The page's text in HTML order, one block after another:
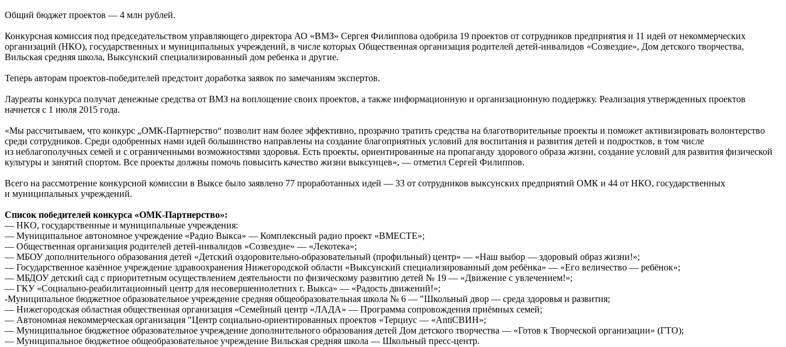
Общий бюджет проектов — 4 млн рублей.
Конкурсная комиссия под председательством управляющего директора АО «ВМЗ» Сергея Филиппова одобрила 19 проектов от сотрудников предприятия и 11 идей от некоммерческих
организаций (НКО), государственных и муниципальных учреждений, в числе которых Общественная организация родителей детей-инвалидов «Созвездие», Дом детского творчества,
Вильская средняя школа, Выксунский специализированный дом ребенка и другие.
Теперь авторам проектов-победителей предстоит доработка заявок по замечаниям экспертов.
Лауреаты конкурса получат денежные средства от ВМЗ на воплощение своих проектов, а также информационную и организационную поддержку. Реализация утвержденных проектов
начнется с 1 июля 2015 года.
«Мы рассчитываем, что конкурс „ОМК-Партнерство“ позволит нам более эффективно, прозрачно тратить средства на благотворительные проекты и поможет активизировать волонтерство
среди сотрудников. Среди одобренных нами идей большинство направлены на создание благоприятных условий для воспитания и развития детей и подростков, в том числе
из неблагополучных семей и с ограниченными возможностями здоровья. Есть проекты, ориентированные на пропаганду здорового образа жизни, создание условий для развития физической
культуры и занятий спортом. Все проекты должны помочь повысить качество жизни выксунцев», — отметил Сергей Филиппов.
Всего на рассмотрение конкурсной комиссии в Выксе было заявлено 77 проработанных идей — 33 от сотрудников выксунских предприятий ОМК и 44 от НКО, государственных
и муниципальных учреждений.
Список победителей конкурса «ОМК-Партнерство»:
— НКО, государственные и муниципальные учреждения:
— Муниципальное автономное учреждение «Радио Выкса» — Комплексный радио проект «ВМЕСТЕ»;
— Общественная организация родителей детей-инвалидов «Созвездие» — «Лекотека»;
— МБОУ дополнительного образования детей «Детский оздоровительно-образовательный (профильный) центр» — «Наш выбор — здоровый образ жизни!»;
— Государственное казённое учреждение здравоохранения Нижегородской области «Выксунский специализированный дом ребёнка» — «Его величество — ребёнок»;
— МБДОУ детский сад с приоритетным осуществлением деятельности по физическому развитию детей № 19 — «Движение с увлечением!»;
— ГКУ «Социально-реабилитационный центр для несовершеннолетних г. Выкса» — «Радость движений!»;
-Муниципальное бюджетное образовательное учреждение средняя общеобразовательная школа № 6 — "Школьный двор — среда здоровья и развития;
— Нижегородская областная общественная организация «Семейный центр «ЛАДА» — Программа сопровождения приёмных семей;
— Автономная некоммерческая организация "Центр социально-ориентированных проектов «Терциус — «AntiСВИН»;
— Муниципальное бюджетное образовательное учреждение дополнительного образования детей Дом детского творчества — «Готов к Творческой организации» (ГТО);
— Муниципальное бюджетное общеобразовательное учреждение Вильская средняя школа — Школьный пресс-центр.